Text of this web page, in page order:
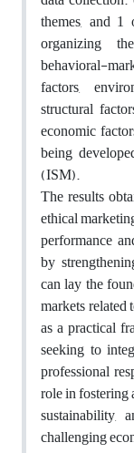
themes, and 1
organizing
behavioral-
factors,
structural
economic
being
(ISM).
The results
ethical
performance
by
canlay the
markets related
as apractical
seeking to
professional
role infostering
sustainability,
challenging